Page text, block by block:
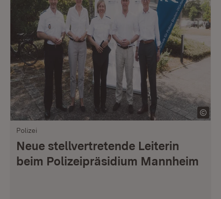
Polizei
Neue stellvertretende Leiterin
beim Polizeipräsidium Mannheim